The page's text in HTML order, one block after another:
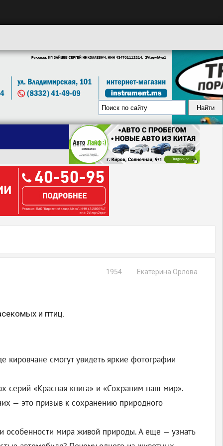
Екатерина Орлова
1954
и птиц.
смогут увидеть яркие фотографии
серий «Красная книга» и «Сохраним наш мир».
— это призыв к сохранению природного
особенности мира живой природы. А еще — узнать